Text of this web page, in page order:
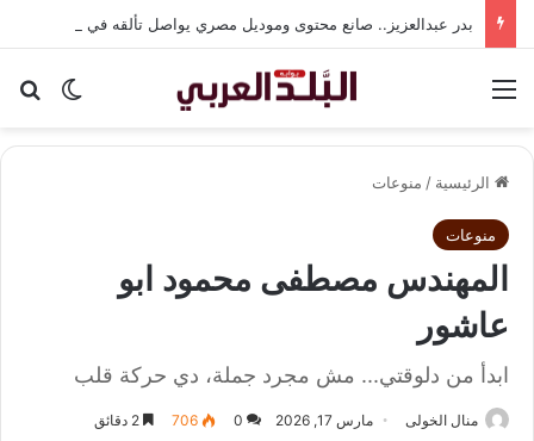
الوضع
الرئيسية / منوعات
منوعات
المهندس مصطفى محمود ابو
عاشور
ابدأ من دلوقتي... مش مجرد جملة، دي حركة قلب
منال الخولى مارس 17, 2026 0
706